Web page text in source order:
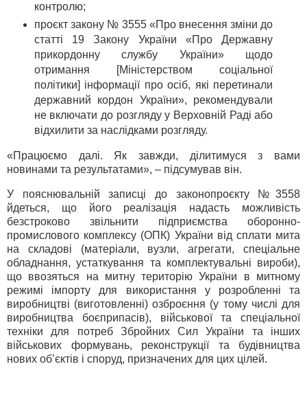
контролю;
проєкт закону № 3555 «Про внесення зміни до
статті 19 Закону України «Про Державну
прикордонну службу України» щодо
отримання [Міністерством соціальної
політики] інформації про осіб, які перетинали
державний кордон України», рекомендували
не включати до розгляду у Верховній Раді або
відхилити за наслідками розгляду.
«Працюємо далі. Як завжди, ділитимуся з вами
новинами та результатами», – підсумував він.
У пояснювальній записці до законопроєкту №3558
йдеться, що його реалізація надасть можливість
безстроково звільнити підприємства оборонно-
промислового комплексу (ОПК) України від сплати мита
на складові (матеріали, вузли, агрегати, спеціальне
обладнання, устаткування та комплектувальні вироби),
що ввозяться на митну територію України в митному
режимі імпорту для використання у розробленні та
виробництві (виготовленні) озброєння (у тому числі для
виробництва боєприпасів), військової та спеціальної
техніки для потреб Збройних Сил України та інших
військових формувань, реконструкції та будівництва
нових об’єктів і споруд, призначених для цих цілей.